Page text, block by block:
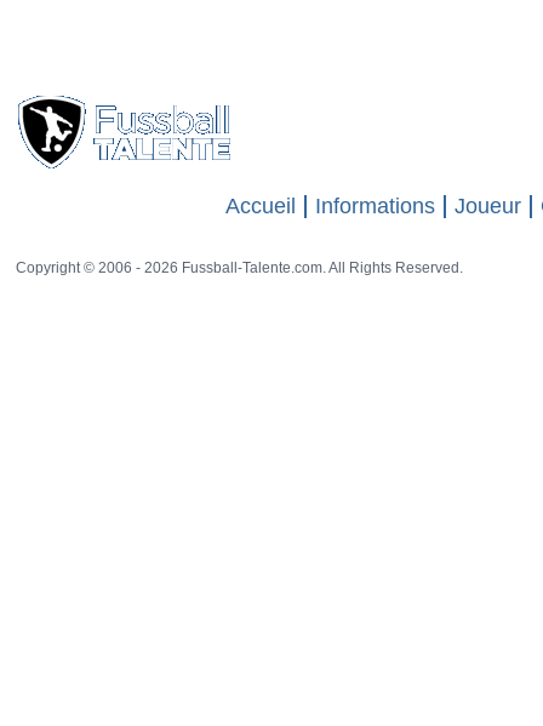
Accueil Informations Joueur
Copyright © 2006 - 2026 Fussball-Talente.com. All Rights Reserved.